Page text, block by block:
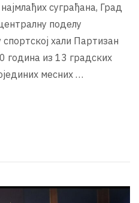
суграђана, Град
поделу
хали Партизан
година из 13 градских
месних …